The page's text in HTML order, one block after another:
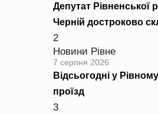
Депутат Рівненської
Черній достроково
2
Новини Рівне
7 серпня 2026
Відсьогодні у
проїзд
3